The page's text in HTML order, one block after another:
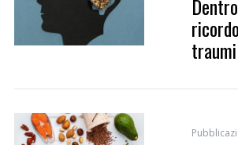
traumi